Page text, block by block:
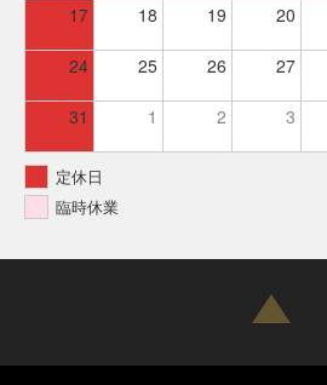
17 18 19 20
24 25 26 27
31 1 2 3
定休日
臨時休業